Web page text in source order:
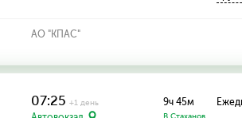
АО "КПАС"
07:25+1 день 9ч 45м